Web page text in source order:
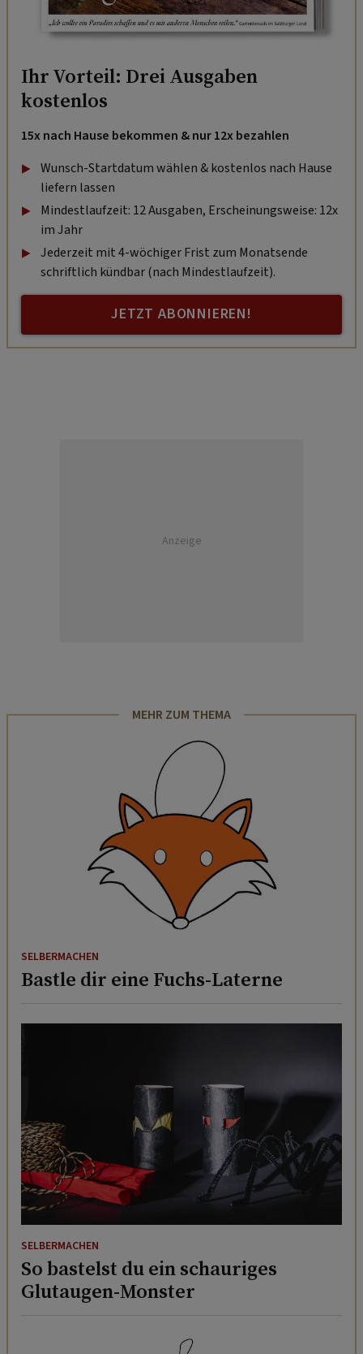
Ihr Vorteil: Drei Ausgaben
kostenlos
15x nach Hause bekommen & nur 12x bezahlen
Wunsch-Startdatum wählen & kostenlos nach Hause
liefern lassen
Mindestlaufzeit: 12 Ausgaben, Erscheinungsweise: 12x
im Jahr
Jederzeit mit 4-wöchiger Frist zum Monatsende
schriftlich kündbar (nach Mindestlaufzeit).
JETZT ABONNIEREN!
Anzeige
MEHR ZUM THEMA
SELBERMACHEN
Bastle dir eine Fuchs-Laterne
SELBERMACHEN
So bastelst du ein schauriges
Glutaugen-Monster